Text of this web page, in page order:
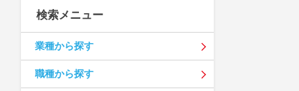
検索メニュー
業種から探す
職種から探す